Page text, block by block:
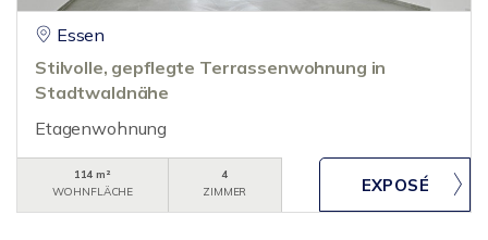
Essen
Stilvolle, gepflegte Terrassenwohnung in
Stadtwaldnähe
Etagenwohnung
114 m²
WOHNFLÄCHE
4
ZIMMER